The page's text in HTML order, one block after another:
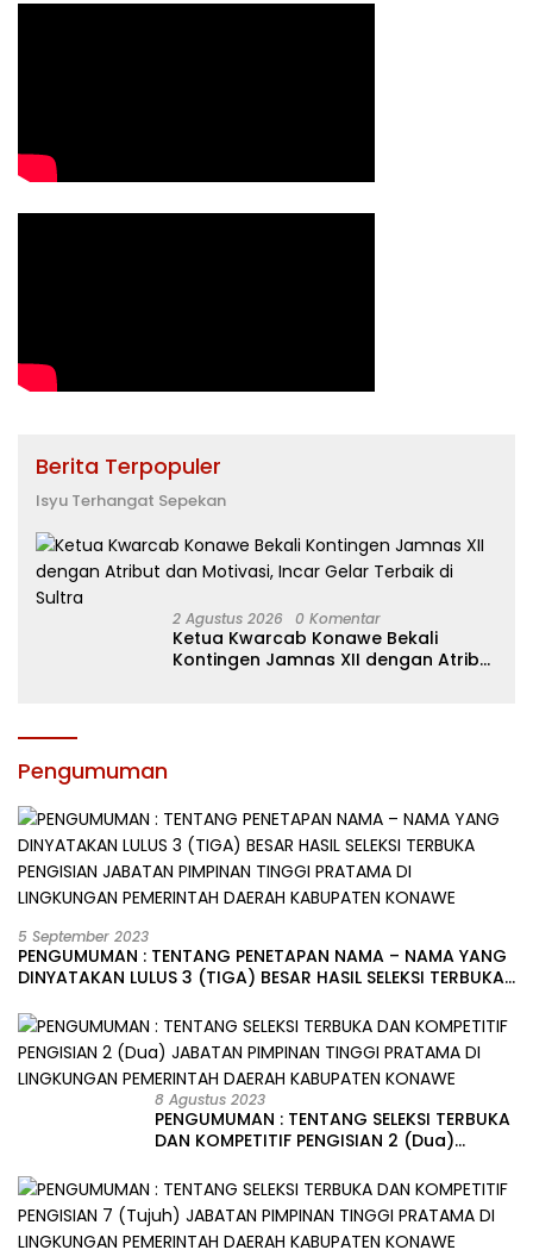
Berita Terpopuler
Isyu Terhangat Sepekan
2 Agustus 2026 0 Komentar
Ketua Kwarcab Konawe Bekali
Kontingen Jamnas XII dengan Atribut
Pengumuman
5 September 2023
PENGUMUMAN : TENTANG PENETAPAN NAMA – NAMA YANG
DINYATAKAN LULUS 3 (TIGA) BESAR HASIL SELEKSI TERBUKA
LINGKUNGAN PEMERINTAH DAERAH KABUPATEN KONAWE
8 Agustus 2023
PENGUMUMAN : TENTANG SELEKSI TERBUKA
DAN KOMPETITIF PENGISIAN 2 (Dua)
LINGKUNGAN PEMERINTAH DAERAH
KABUPATEN KONAWE